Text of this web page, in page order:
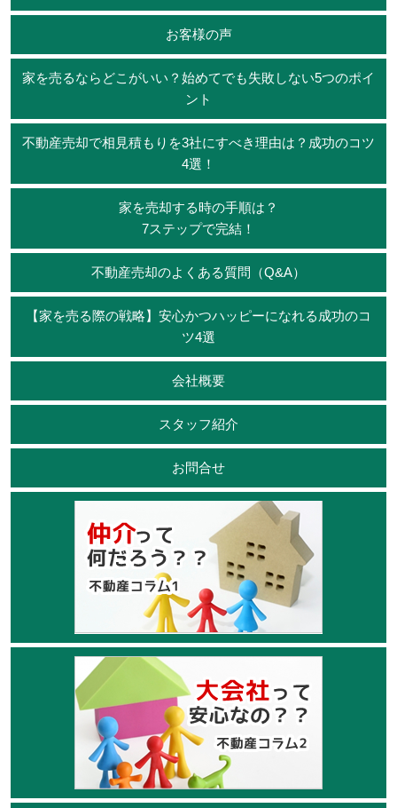
お客様の声
家を売るならどこがいい？始めてでも失敗しない5つのポイ
ント
不動産売却で相見積もりを3社にすべき理由は？成功のコツ
4選！
家を売却する時の手順は？
7ステップで完結！
不動産売却のよくある質問（Q&A）
【家を売る際の戦略】安心かつハッピーになれる成功のコ
ツ4選
会社概要
スタッフ紹介
お問合せ